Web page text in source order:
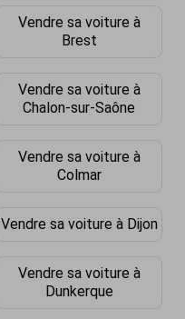
Vendre sa voiture à
Brest
Vendre sa voiture à
Chalon-sur-Saône
Vendre sa voiture à
Colmar
Vendre sa voiture à Dijon
Vendre sa voiture à
Dunkerque